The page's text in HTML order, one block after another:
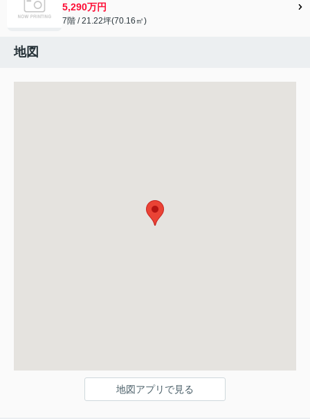
5,290万円
7階 / 21.22坪(70.16㎡)
地図
地図アプリで見る